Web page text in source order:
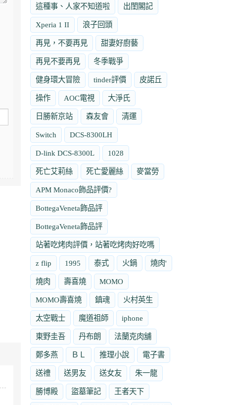
這種事、人家不知道啦 出閨閣記
Xperia 1 II 浪子回頭
再見，不要再見 甜妻好廚藝
再見不要再見 冬季戰爭
健身環大冒險 tinder評價 皮諾丘
操作 AOC電視 大淨氏
日勝新京站 森友會 清運
Switch DCS-8300LH
D-link DCS-8300L 1028
死亡艾莉絲 死亡愛麗絲 麥當勞
APM Monaco飾品評價?
BottegaVeneta飾品評
BottegaVeneta飾品評
站著吃烤肉評價，站著吃烤肉好吃嗎
z flip 1995 泰式 火鍋 燒肉'
燒肉 壽喜燒 MOMO
MOMO壽喜燒 鎮魂 火村英生
太空戰士 魔道祖師 iphone
東野圭吾 丹布朗 法蘭克肉舖
鄭多燕 ＢＬ 推理小說 電子書
送禮 送男友 送女友 朱一龍
勝博殿 盜墓筆記 王者天下